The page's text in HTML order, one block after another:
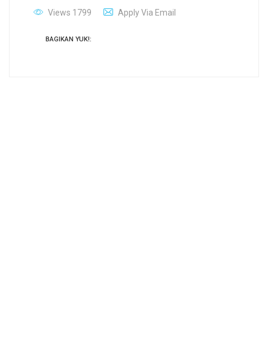
Views 1799
Apply Via Email
BAGIKAN YUK!: